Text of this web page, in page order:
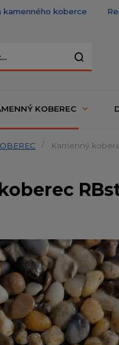
kamenného koberce
KOBEREC
Kamenný